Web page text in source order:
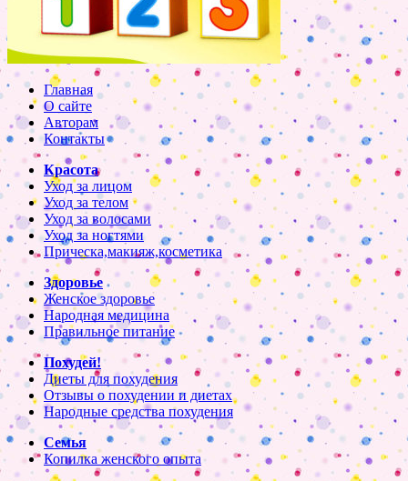
Главная
О сайте
Авторам
Контакты
Красота
Уход за лицом
Уход за телом
Уход за волосами
Уход за ногтями
Прическа,макияж,косметика
Здоровье
Женское здоровье
Народная медицина
Правильное питание
Похудей!
Диеты для похудения
Отзывы о похудении и диетах
Народные средства похудения
Семья
Копилка женского опыта